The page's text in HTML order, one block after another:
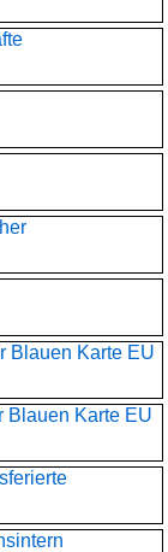
Blauen Karte EU
Blauen Karte EU